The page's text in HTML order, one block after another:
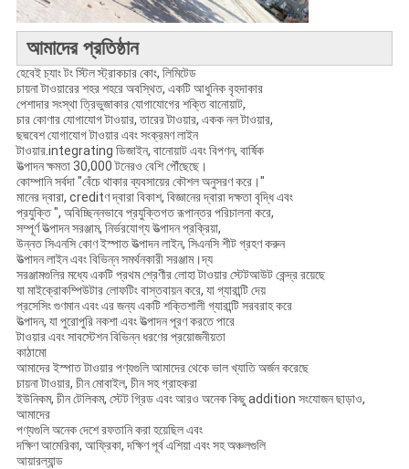
আমাদের প্রতিষ্ঠান
হেবেই চ্যাং টং স্টিল স্ট্রাকচার কোং, লিমিটেড
চায়না টাওয়ারের শহর শহরে অবস্থিত, একটি আধুনিক বৃহদাকার
পেশাদার সংস্থা ত্রিভুজাকার যোগাযোগের শক্তি বানোয়াট,
চার কোণার যোগাযোগ টাওয়ার, তারের টাওয়ার, একক নল টাওয়ার,
ছদ্মবেশ যোগাযোগ টাওয়ার এবং সংক্রমণ লাইন
টাওয়ার.integrating ডিজাইন, বানোয়াট এবং বিপণন, বার্ষিক
উত্পাদন ক্ষমতা 30,000 টনেরও বেশি পৌঁছেছে।
কোম্পানি সর্বদা "বেঁচে থাকার ব্যবসায়ের কৌশল অনুসরণ করে।"
মানের দ্বারা, creditণ দ্বারা বিকাশ, বিজ্ঞানের দ্বারা দক্ষতা বৃদ্ধি এবং
প্রযুক্তি ", অবিচ্ছিন্নভাবে প্রযুক্তিগত রূপান্তর পরিচালনা করে,
সম্পূর্ণ উত্পাদন সরঞ্জাম, নির্ভরযোগ্য উত্পাদন প্রক্রিয়া,
উন্নত সিএনসি কোণ ইস্পাত উত্পাদন লাইন, সিএনসি শীট গ্রহণ করুন
উত্পাদন লাইন এবং বিভিন্ন সমর্থনকারী সরঞ্জাম।দ্য
সরঞ্জামগুলির মধ্যে একটি প্রথম শ্রেণীর লোহা টাওয়ার স্টেটআউট কেন্দ্র রয়েছে
যা মাইক্রোকম্পিউটার লোফটিং বাস্তবায়ন করে, যা গ্যারান্টি দেয়
প্রসেসিং গুণমান এবং এর জন্য একটি শক্তিশালী গ্যারান্টি সরবরাহ করে
উত্পাদন, যা পুরোপুরি নকশা এবং উত্পাদন পূরণ করতে পারে
টাওয়ার এবং সাবস্টেশন বিভিন্ন ধরণের প্রয়োজনীয়তা
কাঠামো
আমাদের ইস্পাত টাওয়ার পণ্যগুলি আমাদের থেকে ভাল খ্যাতি অর্জন করেছে
চায়না টাওয়ার, চীন মোবাইল, চীন সহ গ্রাহকরা
ইউনিকম, চীন টেলিকম, স্টেট গ্রিড এবং আরও অনেক কিছু addition সংযোজন ছাড়াও,
আমাদের
পণ্যগুলি অনেক দেশে রফতানি করা হয়েছিল এবং
দক্ষিণ আমেরিকা, আফ্রিকা, দক্ষিণ পূর্ব এশিয়া এবং সহ অঞ্চলগুলি
আয়ারল্যান্ড